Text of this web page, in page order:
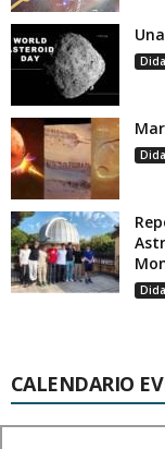
CALENDARIO